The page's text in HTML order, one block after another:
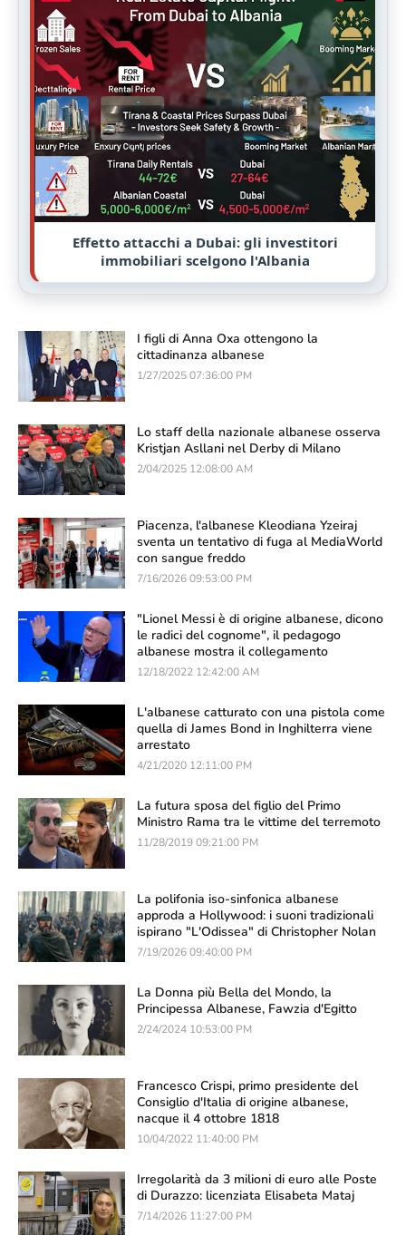
Effetto attacchi a Dubai: gli investitori
immobiliari scelgono l'Albania
I figli di Anna Oxa ottengono la
cittadinanza albanese
1/27/2025 07:36:00 PM
Lo staff della nazionale albanese osserva
Kristjan Asllani nel Derby di Milano
2/04/2025 12:08:00 AM
Piacenza, l'albanese Kleodiana Yzeiraj
sventa un tentativo di fuga al MediaWorld
con sangue freddo
7/16/2026 09:53:00 PM
"Lionel Messi è di origine albanese, dicono
le radici del cognome", il pedagogo
albanese mostra il collegamento
12/18/2022 12:42:00 AM
L'albanese catturato con una pistola come
quella di James Bond in Inghilterra viene
arrestato
4/21/2020 12:11:00 PM
La futura sposa del figlio del Primo
Ministro Rama tra le vittime del terremoto
11/28/2019 09:21:00 PM
La polifonia iso-sinfonica albanese
approda a Hollywood: i suoni tradizionali
ispirano "L'Odissea" di Christopher Nolan
7/19/2026 09:40:00 PM
La Donna più Bella del Mondo, la
Principessa Albanese, Fawzia d'Egitto
2/24/2024 10:53:00 PM
Francesco Crispi, primo presidente del
Consiglio d'Italia di origine albanese,
nacque il 4 ottobre 1818
10/04/2022 11:40:00 PM
Irregolarità da 3 milioni di euro alle Poste
di Durazzo: licenziata Elisabeta Mataj
7/14/2026 11:27:00 PM